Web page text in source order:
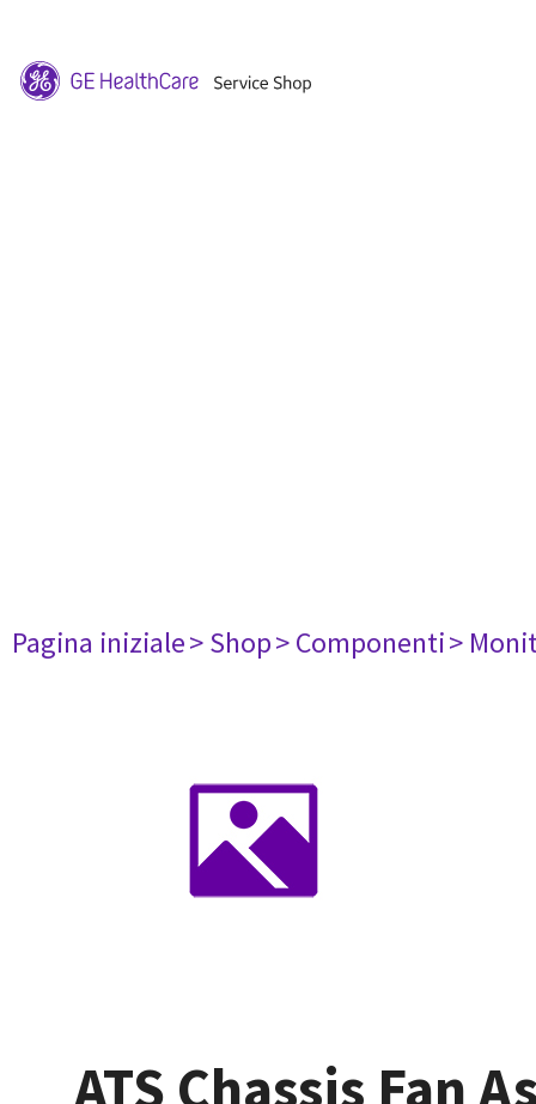
Pagina iniziale> Shop> Componenti>
ATS Chassis Fan